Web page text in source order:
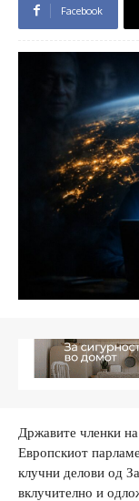
Facebook
Државите членки
Европскиот
клучни делови од
вклучително и